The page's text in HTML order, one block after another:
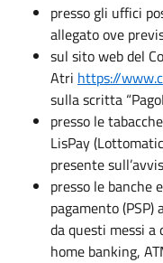
presso gli uffici
allegato ove
sul sito web del
Atri https://
sulla scritta
presso le
LisPay
presente
presso le banche
pagamento
da questi messi a
home banking,